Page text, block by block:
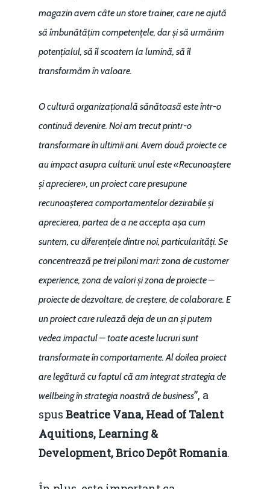
magazin avem câte un store trainer, care ne ajută
să îmbunătățim competențele, dar și să urmărim
potențialul, să îl scoatem la lumină, să îl
transformăm în valoare.
O cultură organizațională sănătoasă este într-o
continuă devenire. Noi am trecut printr-o
transformare în ultimii ani. Avem două proiecte ce
au impact asupra culturii: unul este «Recunoaștere
și apreciere», un proiect care presupune
recunoașterea comportamentelor dezirabile și
aprecierea, partea de a ne accepta așa cum
suntem, cu diferențele dintre noi, particularități. Se
concentrează pe trei piloni mari: zona de customer
experience, zona de valori și zona de proiecte –
proiecte de dezvoltare, de creștere, de colaborare. E
un proiect care rulează deja de un an și putem
vedea impactul – toate aceste lucruri sunt
transformate în comportamente. Al doilea proiect
are legătură cu faptul că am integrat strategia de
wellbeing în strategia noastră de business”, a
spus Beatrice Vana, Head of Talent
Aquitions, Learning &
Development, Brico Depôt Romania.